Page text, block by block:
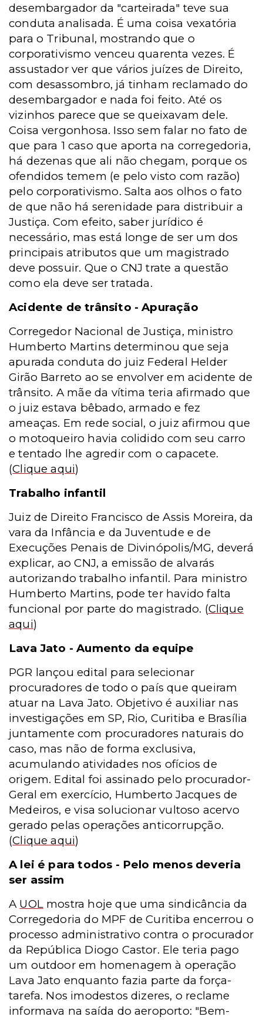
desembargador da "carteirada" teve sua
conduta analisada. É uma coisa vexatória
para o Tribunal, mostrando que o
corporativismo venceu quarenta vezes. É
assustador ver que vários juízes de Direito,
com desassombro, já tinham reclamado do
desembargador e nada foi feito. Até os
vizinhos parece que se queixavam dele.
Coisa vergonhosa. Isso sem falar no fato de
que para 1 caso que aporta na corregedoria,
há dezenas que ali não chegam, porque os
ofendidos temem (e pelo visto com razão)
pelo corporativismo. Salta aos olhos o fato
de que não há serenidade para distribuir a
Justiça. Com efeito, saber jurídico é
necessário, mas está longe de ser um dos
principais atributos que um magistrado
deve possuir. Que o CNJ trate a questão
como ela deve ser tratada.
Acidente de trânsito - Apuração
Corregedor Nacional de Justiça, ministro
Humberto Martins determinou que seja
apurada conduta do juiz Federal Helder
Girão Barreto ao se envolver em acidente de
trânsito. A mãe da vítima teria afirmado que
o juiz estava bêbado, armado e fez
ameaças. Em rede social, o juiz afirmou que
o motoqueiro havia colidido com seu carro
e tentado lhe agredir com o capacete.
(Clique aqui)
Trabalho infantil
Juiz de Direito Francisco de Assis Moreira, da
vara da Infância e da Juventude e de
Execuções Penais de Divinópolis/MG, deverá
explicar, ao CNJ, a emissão de alvarás
autorizando trabalho infantil. Para ministro
Humberto Martins, pode ter havido falta
funcional por parte do magistrado. (Clique
aqui)
Lava Jato - Aumento da equipe
PGR lançou edital para selecionar
procuradores de todo o país que queiram
atuar na Lava Jato. Objetivo é auxiliar nas
investigações em SP, Rio, Curitiba e Brasília
juntamente com procuradores naturais do
caso, mas não de forma exclusiva,
acumulando atividades nos ofícios de
origem. Edital foi assinado pelo procurador-
Geral em exercício, Humberto Jacques de
Medeiros, e visa solucionar vultoso acervo
gerado pelas operações anticorrupção.
(Clique aqui)
A lei é para todos - Pelo menos deveria
ser assim
A UOLmostra hoje que uma sindicância da
Corregedoria do MPF de Curitiba encerrou o
processo administrativo contra o procurador
da República Diogo Castor. Ele teria pago
um outdoor em homenagem à operação
Lava Jato enquanto fazia parte da força-
tarefa. Nos imodestos dizeres, o reclame
informava na saída do aeroporto: "Bem-